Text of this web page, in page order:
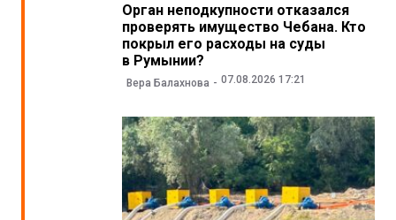
Орган неподкупности отказался
проверять имущество Чебана. Кто
покрыл его расходы на суды
в Румынии?
Вера Балахнова 07.08.2026 17:21